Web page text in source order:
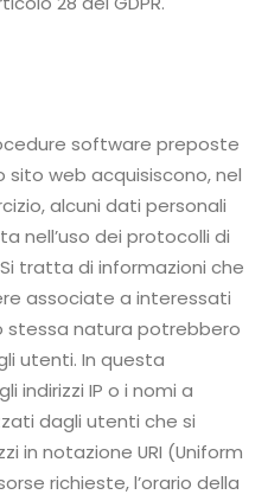
software preposte
web acquisiscono, nel
alcuni dati personali
nell’uso dei protocolli di
tratta di informazioni che
associate a interessati
stessa natura potrebbero
utenti. In questa
indirizzi IP o i nomi a
dagli utenti che si
in notazione URI (Uniform
richieste, l’orario della